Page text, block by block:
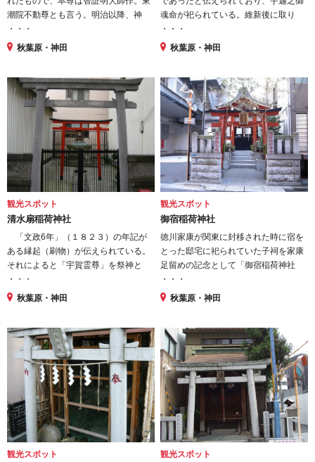
潮院不動尊とも言う。明治以降、神
・・・
秋葉原・神田
魂命が祀られている。維新後に取り
・・・
秋葉原・神田
観光スポット
清水扇稲荷神社
「文政6年」（１８２３）の年記が
ある縁起（刷物）が伝えられている。
それによると「宇賀霊尊」を祭神と
・・・
秋葉原・神田
観光スポット
御宿稲荷神社
徳川家康が関東に封移された時に宿を
とった邸宅に祀られていた子祠を家康
足留めの記念として「御宿稲荷神社
・・・
秋葉原・神田
観光スポット 観光スポット